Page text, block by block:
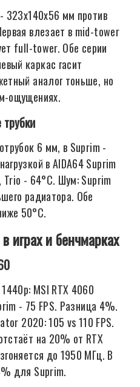
323x140x56 мм против
влезает в mid-tower
full-tower. Обе серии
каркас гасит
аналог тоньше, но
ощущениях.
6 мм, в Suprim -
в AIDA64 Suprim
Trio - 64°C. Шум: Suprim
радиатора. Обе
50°C.
играх и бенчмарках
MSI RTX 4060
- 75 FPS. Разница 4%.
2020: 105 vs 110 FPS.
на 20% от RTX
до 1950 МГц. В
для Suprim.